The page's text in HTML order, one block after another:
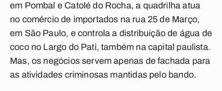
em Pombal e Catolé do Rocha, a quadrilha atua
no comércio de importados na rua 25 de Março,
em São Paulo, e controla a distribuição de água de
coco no Largo do Pati, também na capital paulista.
Mas, os negócios servem apenas de fachada para
as atividades criminosas mantidas pelo bando.